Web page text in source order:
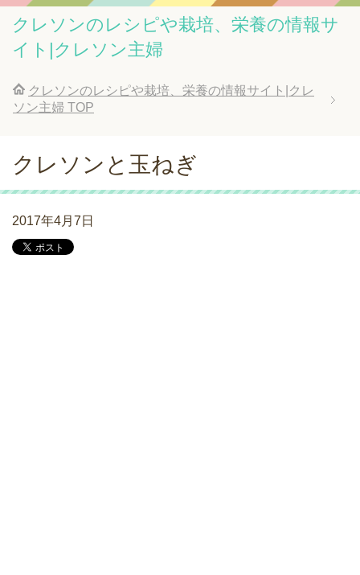
クレソンのレシピや栽培、栄養の情報サ
イト|クレソン主婦
クレソンのレシピや栽培、栄養の情報サイト|クレ
ソン主婦 TOP
クレソンと玉ねぎ
2017年4月7日